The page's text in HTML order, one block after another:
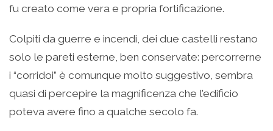
fu creato come vera e propria fortificazione.
Colpiti da guerre e incendi, dei due castelli restano
solo le pareti esterne, ben conservate: percorrerne
i “corridoi” è comunque molto suggestivo, sembra
quasi di percepire la magnificenza che l’edificio
poteva avere fino a qualche secolo fa.